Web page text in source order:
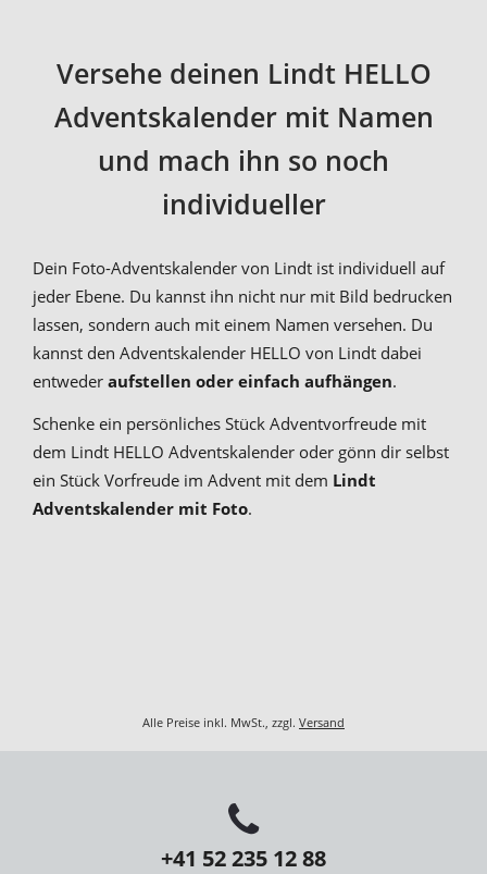
Versehe deinen Lindt HELLO
Adventskalender mit Namen
und mach ihn so noch
individueller
Dein Foto-Adventskalender von Lindt ist individuell auf
jeder Ebene. Du kannst ihn nicht nur mit Bild bedrucken
lassen, sondern auch mit einem Namen versehen. Du
kannst den Adventskalender HELLO von Lindt dabei
entweder aufstellen oder einfach aufhängen.
Schenke ein persönliches Stück Adventvorfreude mit
dem Lindt HELLO Adventskalender oder gönn dir selbst
ein Stück Vorfreude im Advent mit dem Lindt
Adventskalender mit Foto.
Alle Preise inkl. MwSt., zzgl. Versand
+41 52 235 12 88